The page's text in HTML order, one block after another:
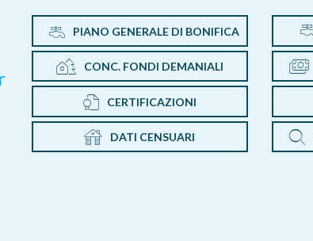
PIANO GENERALE DI BONIFICA
CONC. FONDI DEMANIALI
CERTIFICAZIONI
DATI CENSUARI